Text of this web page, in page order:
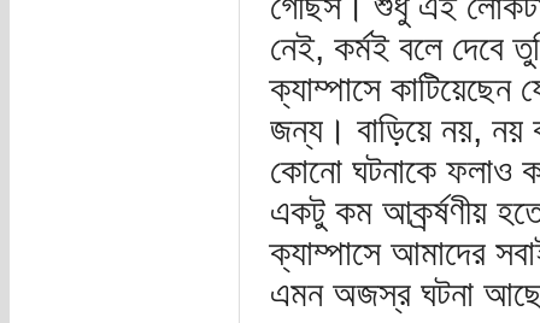
নেই, কর্মই বলে দেবে
ক্যাম্পাসে
জন্য। বাড়িয়ে নয়, নয়
কোনো ঘটনাকে ফলাও
একটু কম আকর্র্ষণীয়
ক্যাম্পাসে আমাদের
এমন অজস্র ঘটনা আছে